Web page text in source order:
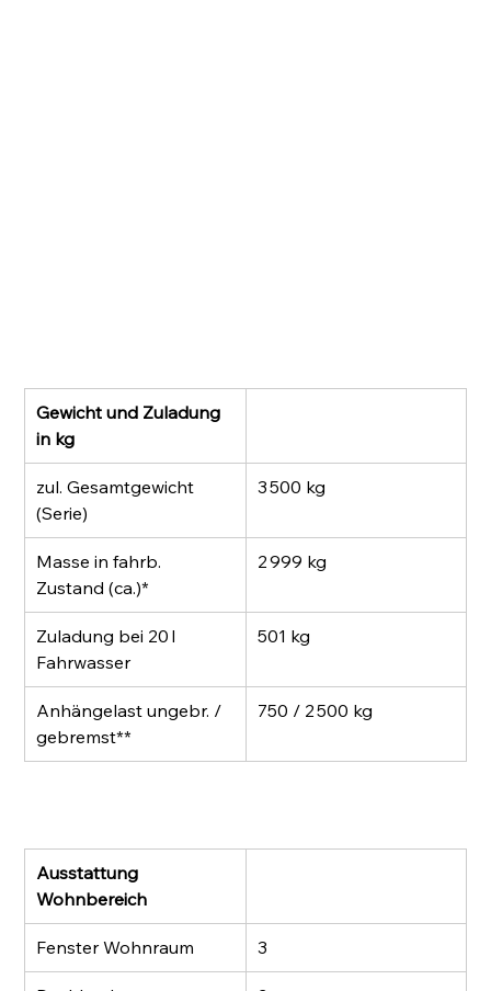
Gewicht und Zuladung
in kg
zul. Gesamtgewicht
(Serie)
3 500 kg
Masse in fahrb.
Zustand (ca.)*
2 999 kg
Zuladung bei 20 l
Fahrwasser
501 kg
Anhängelast ungebr. /
gebremst**
750 / 2 500 kg
Ausstattung
Wohnbereich
Fenster Wohnraum 3